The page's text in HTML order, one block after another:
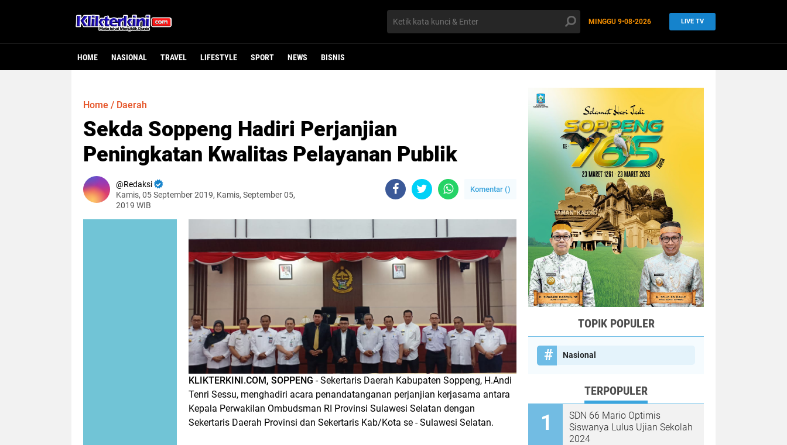
MINGGU 9•08•2026 LIVE TV
HOME NASIONAL TRAVEL LIFESTYLE SPORT NEWS BISNIS
Home / Daerah
Sekda Soppeng Hadiri Perjanjian
Peningkatan Kwalitas Pelayanan Publik
Redaksi
Kamis, 05 September 2019, Kamis, September 05,
2019 WIB
Komentar ()
KLIKTERKINI.COM, SOPPENG - Sekertaris Daerah Kabupaten Soppeng, H.Andi
Tenri Sessu, menghadiri acara penandatanganan perjanjian kerjasama antara
Kepala Perwakilan Ombudsman RI Provinsi Sulawesi Selatan dengan
Sekertaris Daerah Provinsi dan Sekertaris Kab/Kota se - Sulawesi Selatan.
TOPIK POPULER
Nasional
TERPOPULER
SDN 66 Mario Optimis
Siswanya Lulus Ujian Sekolah
2024